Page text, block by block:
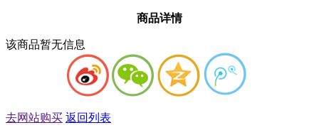
商品详情
该商品暂无信息
去网站购买 返回列表